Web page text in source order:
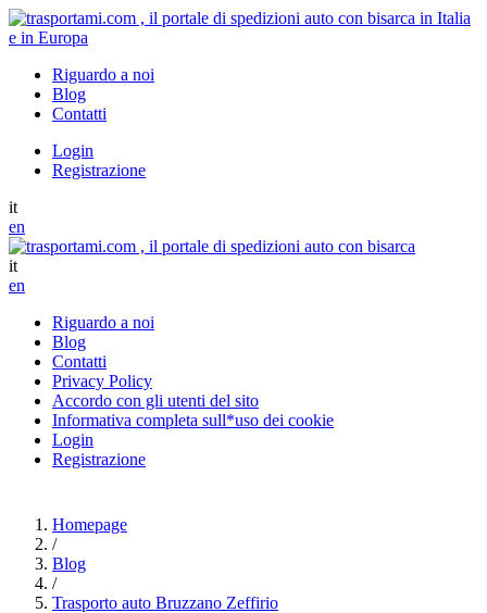
Riguardo a noi
Blog
Contatti
Login
Registrazione
it
en
it
en
Riguardo a noi
Blog
Contatti
Privacy Policy
Accordo con gli utenti del sito
Informativa completa sull*uso dei cookie
Login
Registrazione
Homepage
/
Blog
/
Trasporto auto Bruzzano Zeffirio